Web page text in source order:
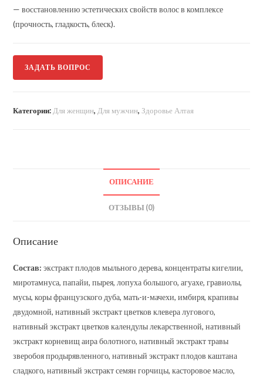
— восстановлению эстетических свойств волос в комплексе
(прочность, гладкость, блеск).
ЗАДАТЬ ВОПРОС
Категории: Для женщин, Для мужчин,Здоровье Алтая
ОПИСАНИЕ
ОТЗЫВЫ (0)
Описание
Состав: экстракт плодов мыльного дерева, концентраты кигелии,
миротамнуса, папайи, пырея, лопуха большого, агуахе, гравиолы,
мусы, коры французского дуба, мать-и-мачехи, имбиря, крапивы
двудомной, нативный экстракт цветков клевера лугового,
нативный экстракт цветков календулы лекарственной, нативный
экстракт корневищ аира болотного, нативный экстракт травы
зверобоя продырявленного, нативный экстракт плодов каштана
сладкого, нативный экстракт семян горчицы, касторовое масло,